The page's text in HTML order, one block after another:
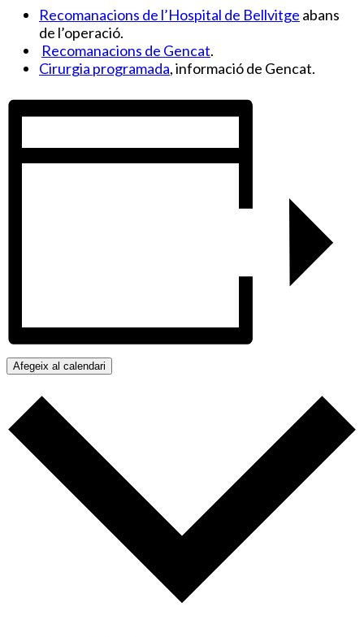
Recomanacions de l’Hospital de Bellvitge abans
de l’operació.
Recomanacions de Gencat.
Cirurgia programada, informació de Gencat.
Afegeix al calendari